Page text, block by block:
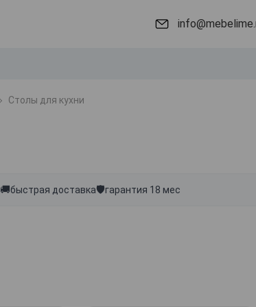
Столы для кухни
🚚быстрая доставка🛡гарантия 18 мес